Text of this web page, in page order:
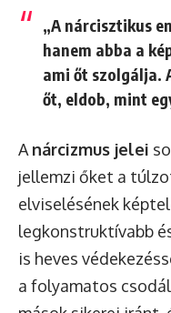
„A nárcisztikus
hanem abba a
ami őt szolgálja.
őt, eldob, mint
A nárcizmus jelei
jellemzi őket a
elviselésének
legkonstruktívabb
is heves
a folyamatos